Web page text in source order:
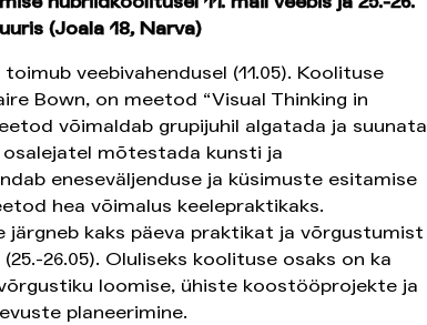
(Joala 18, Narva)
veebivahendusel (11.05). Koolituse
Bown, on meetod “Visual Thinking in
võimaldab grupijuhil algatada ja suunata
mõtestada kunsti ja
eneseväljenduse ja küsimuste esitamise
hea võimalus keelepraktikaks.
järgneb kaks päeva praktikat ja võrgustumist
26.05). Oluliseks koolituse osaks on ka
loomise, ühiste koostööprojekte ja
planeerimine.